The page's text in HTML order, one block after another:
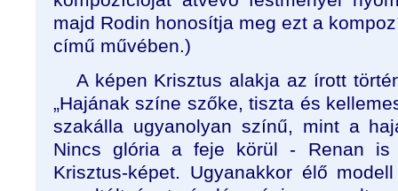
majd Rodin honosítja meg ezt a
című művében.)
A képen Krisztus alakja az írott
„Hajának színe szőke, tiszta és
szakálla ugyanolyan színű, mint a
Nincs glória a feje körül - Renan is
Krisztus-képet. Ugyanakkor élő